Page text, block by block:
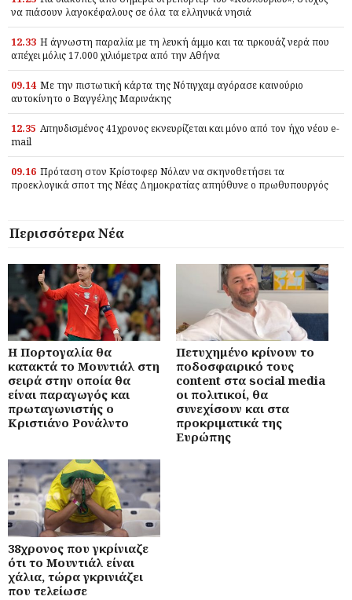
να πιάσουν λαγοκέφαλους σε όλα τα ελληνικά νησιά
12.33 Η άγνωστη παραλία με τη λευκή άμμο και τα τιρκουάζ νερά που
απέχει μόλις 17.000 χιλιόμετρα από την Αθήνα
09.14 Με την πιστωτική κάρτα της Νότιγχαμ αγόρασε καινούριο
αυτοκίνητο ο Βαγγέλης Μαρινάκης
12.35 Απηυδισμένος 41χρονος εκνευρίζεται και μόνο από τον ήχο νέου e-
mail
09.16 Πρόταση στον Κρίστοφερ Νόλαν να σκηνοθετήσει τα
προεκλογικά σποτ της Νέας Δημοκρατίας απηύθυνε ο πρωθυπουργός
Περισσότερα Νέα
Η Πορτογαλία θα
κατακτά το Μουντιάλ στη
σειρά στην οποία θα
είναι παραγωγός και
πρωταγωνιστής ο
Κριστιάνο Ρονάλντο
Πετυχημένο κρίνουν το
ποδοσφαιρικό τους
content στα social media
οι πολιτικοί, θα
συνεχίσουν και στα
προκριματικά της
Ευρώπης
38χρονος που γκρίνιαζε
ότι το Μουντιάλ είναι
χάλια, τώρα γκρινιάζει
που τελείωσε